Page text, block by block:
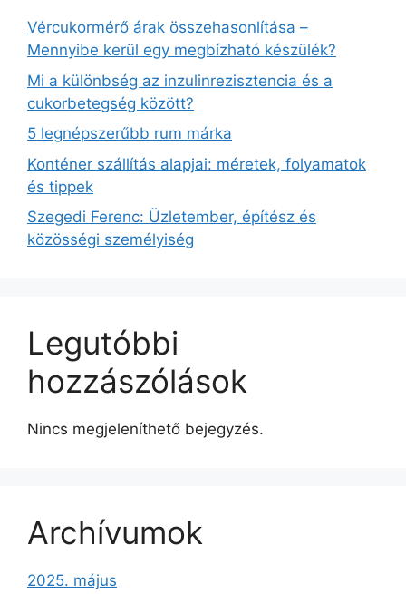
Vércukormérő árak összehasonlítása –
Mennyibe kerül egy megbízható készülék?
Mi a különbség az inzulinrezisztencia és a
cukorbetegség között?
5 legnépszerűbb rum márka
Konténer szállítás alapjai: méretek, folyamatok
és tippek
Szegedi Ferenc: Üzletember, építész és
közösségi személyiség
Legutóbbi
hozzászólások
Nincs megjeleníthető bejegyzés.
Archívumok
2025. május